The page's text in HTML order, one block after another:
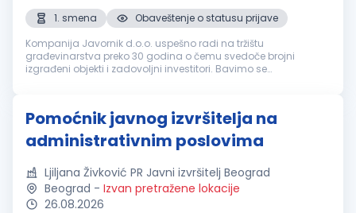
1. smena
Obaveštenje o statusu prijave
Kompanija Javornik d.o.o. uspešno radi na tržištu
građevinarstva preko 30 godina o čemu svedoče brojni
izgrađeni objekti i zadovoljni investitori. Bavimo se
Pomoćnik javnog izvršitelja na
administrativnim poslovima
Ljiljana Živković PR Javni izvršitelj Beograd
Beograd - Izvan pretražene lokacije
26.08.2026